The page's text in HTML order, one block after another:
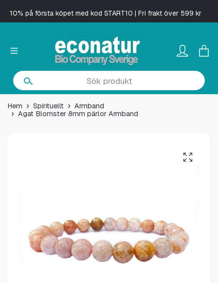
10% på första köpet med kod START10 | Fri frakt över 599 kr
Hem Spirituellt
Armband
Agat Blomster 8mm pärlor Armband